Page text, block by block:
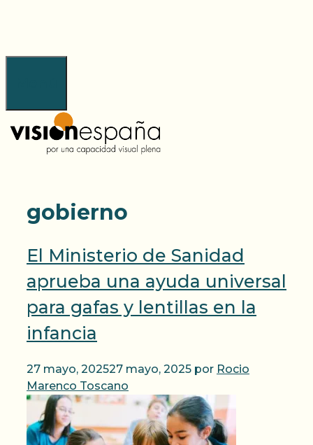
gobierno
El Ministerio de Sanidad
aprueba una ayuda universal
para gafas y lentillas en la
infancia
27 mayo, 202527 mayo, 2025 por Rocio
Marenco Toscano